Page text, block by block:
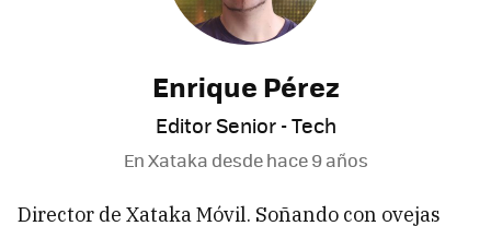
Enrique Pérez
Editor Senior - Tech
En Xataka desdehace 9 años
Director de Xataka Móvil. Soñando con ovejas